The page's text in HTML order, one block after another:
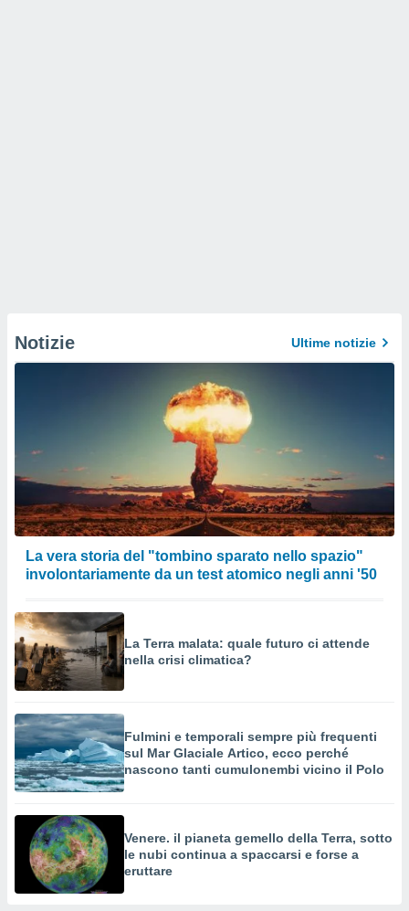
Notizie Ultime notizie
La vera storia del "tombino sparato nello spazio"
involontariamente da un test atomico negli anni '50
La Terra malata: quale futuro ci attende
nella crisi climatica?
Fulmini e temporali sempre più frequenti
sul Mar Glaciale Artico, ecco perché
nascono tanti cumulonembi vicino il Polo
Venere. il pianeta gemello della Terra, sotto
le nubi continua a spaccarsi e forse a
eruttare